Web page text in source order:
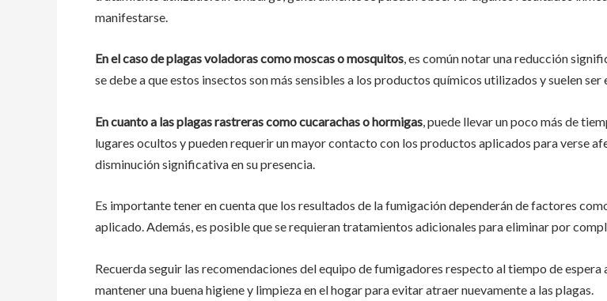
manifestarse.
En el caso de plagas voladoras como moscas o mosquitos, es común notar una reducción
se debe a que estos insectos son más sensibles a los productos químicos utilizados y suelen
En cuanto a las plagas rastreras como cucarachas o hormigas , puede llevar un poco más de
lugares ocultos y pueden requerir un mayor contacto con los productos aplicados para verse
disminución significativa en su presencia.
Es importante tener en cuenta que los resultados de la fumigación dependerán de factores
aplicado. Además, es posible que se requieran tratamientos adicionales para eliminar por
Recuerda seguir las recomendaciones del equipo de fumigadores respecto al tiempo de
mantener una buena higiene y limpieza en el hogar para evitar atraer nuevamente a las plagas.